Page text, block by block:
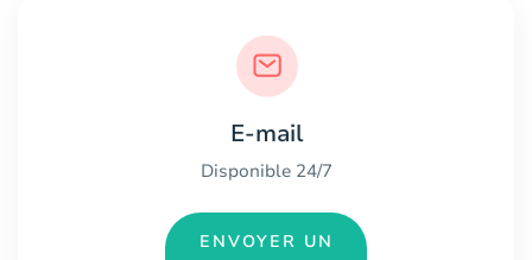
E-mail
Disponible 24/7
ENVOYER UN